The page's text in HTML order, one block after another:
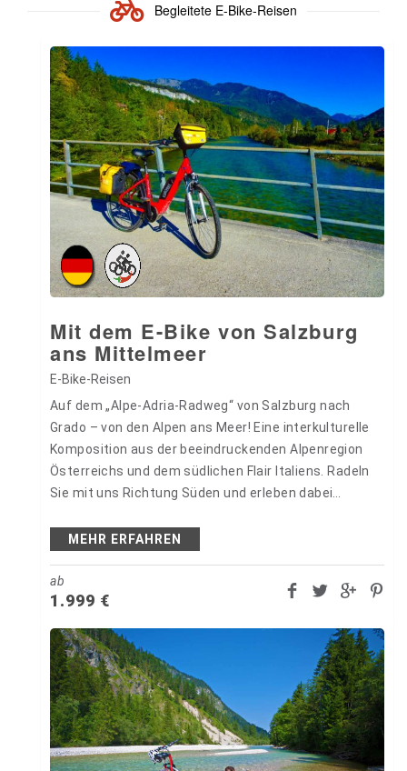
Begleitete E-Bike-Reisen
Mit dem E-Bike von Salzburg
ans Mittelmeer
E-Bike-Reisen
Auf dem „Alpe-Adria-Radweg“ von Salzburg nach
Grado – von den Alpen ans Meer! Eine interkulturelle
Komposition aus der beeindruckenden Alpenregion
Österreichs und dem südlichen Flair Italiens. Radeln
Sie mit uns Richtung Süden und erleben dabei
unverfälschtes…
MEHR ERFAHREN
ab
1.999 €